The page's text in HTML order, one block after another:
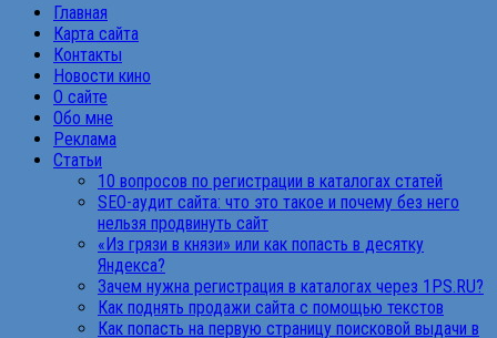
Главная
Карта сайта
Контакты
Новости кино
О сайте
Обо мне
Реклама
Статьи
10 вопросов по регистрации в каталогах статей
SEO-аудит сайта: что это такое и почему без него
нельзя продвинуть сайт
«Из грязи в князи» или как попасть в десятку
Яндекса?
Зачем нужна регистрация в каталогах через 1PS.RU?
Как поднять продажи сайта с помощью текстов
Как попасть на первую страницу поисковой выдачи в